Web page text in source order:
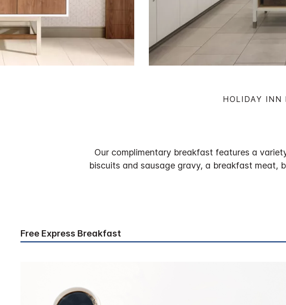
HOLIDAY INN
Our complimentary breakfast features a
biscuits and sausage gravy, a breakfast meat,
Free Express Breakfast